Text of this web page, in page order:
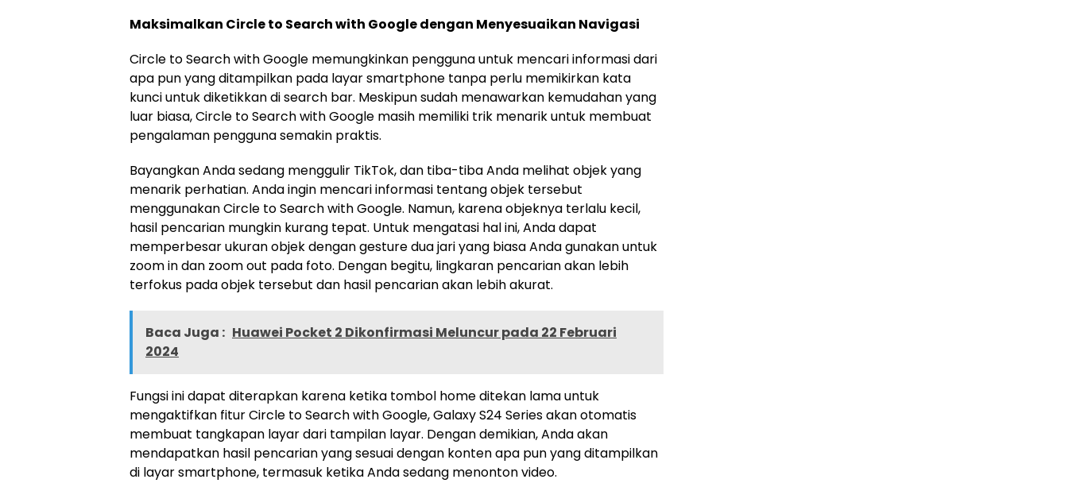
Maksimalkan Circle to Search with Google dengan Menyesuaikan Navigasi
Circle to Search with Google memungkinkan pengguna untuk mencari informasi dari
apa pun yang ditampilkan pada layar smartphone tanpa perlu memikirkan kata
kunci untuk diketikkan di search bar. Meskipun sudah menawarkan kemudahan yang
luar biasa, Circle to Search with Google masih memiliki trik menarik untuk membuat
pengalaman pengguna semakin praktis.
Bayangkan Anda sedang menggulir TikTok, dan tiba-tiba Anda melihat objek yang
menarik perhatian. Anda ingin mencari informasi tentang objek tersebut
menggunakan Circle to Search with Google. Namun, karena objeknya terlalu kecil,
hasil pencarian mungkin kurang tepat. Untuk mengatasi hal ini, Anda dapat
memperbesar ukuran objek dengan gesture dua jari yang biasa Anda gunakan untuk
zoom in dan zoom out pada foto. Dengan begitu, lingkaran pencarian akan lebih
terfokus pada objek tersebut dan hasil pencarian akan lebih akurat.
Baca Juga : Huawei Pocket 2 Dikonfirmasi Meluncur pada 22 Februari
2024
Fungsi ini dapat diterapkan karena ketika tombol home ditekan lama untuk
mengaktifkan fitur Circle to Search with Google, Galaxy S24 Series akan otomatis
membuat tangkapan layar dari tampilan layar. Dengan demikian, Anda akan
mendapatkan hasil pencarian yang sesuai dengan konten apa pun yang ditampilkan
di layar smartphone, termasuk ketika Anda sedang menonton video.